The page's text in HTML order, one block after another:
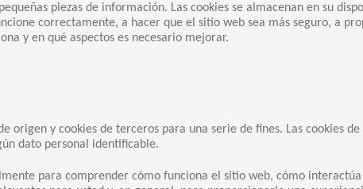
piezas de información. Las cookies se almacenan en su
correctamente, a hacer que el sitio web sea más seguro, a
y en qué aspectos es necesario mejorar.
y cookies de terceros para una serie de fines. Las cookies
dato personal identificable.
para comprender cómo funciona el sitio web, cómo